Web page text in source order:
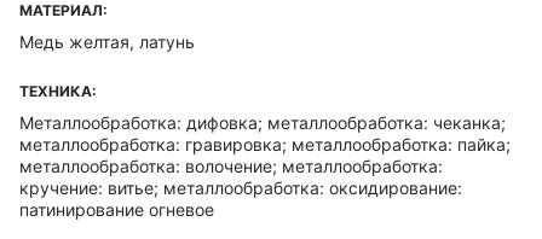
МАТЕРИАЛ:
Медь желтая, латунь
ТЕХНИКА:
Металлообработка: дифовка; металлообработка: чеканка;
металлообработка: гравировка; металлообработка: пайка;
металлообработка: волочение; металлообработка:
кручение: витье; металлообработка: оксидирование:
патинирование огневое